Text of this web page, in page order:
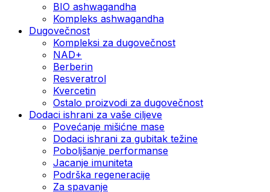
BIO ashwagandha
Kompleks ashwagandha
Dugovečnost
Kompleksi za dugovečnost
NAD+
Berberin
Resveratrol
Kvercetin
Ostalo proizvodi za dugovečnost
Dodaci ishrani za vaše ciljeve
Povećanje mišićne mase
Dodaci ishrani za gubitak težine
Poboljšanje performanse
Jacanje imuniteta
Podrška regeneracije
Za spavanje